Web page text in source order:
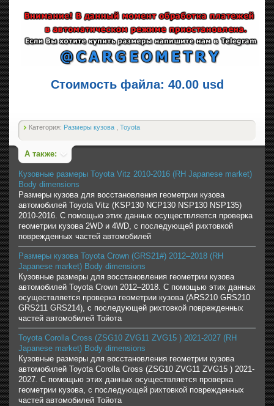
Стоимость файла: 40.00 usd
Категория: Размеры кузова Toyota
А также:
Кузовные размеры Toyota Vitz 2010-2016 (RH Japanese market)
Body dimensions
Размеры кузова для восстановления геометрии кузова
автомобилей Toyota Vitz (KSP130 NCP130 NSP130 NSP135)
2010-2016. С помощью этих данных осуществляется проверка
геометрии кузова 2WD и 4WD, с последующей рихтовкой
поврежденных частей автомобилей
Размеры кузова Toyota Crown (GRS21#) 2012–2018 (RH
Japanese market) Body dimensions
Кузовные размеры для восстановления геометрии кузова
автомобилей Toyota Crown 2012–2018. С помощью этих данных
осуществляется проверка геометрии кузова (ARS210 GRS210
GRS211 GRS214), с последующей рихтовкой поврежденных
частей автомобилей Тойота
Toyota Corolla Cross (ZSG10 ZVG11 ZVG15 ) 2021-2027 (RH
Japanese market) Body dimensions
Кузовные размеры для восстановления геометрии кузова
автомобилей Toyota Corolla Cross (ZSG10 ZVG11 ZVG15 ) 2021-
2027. С помощью этих данных осуществляется проверка
геометрии кузова, с последующей рихтовкой поврежденных
частей автомобилей Тойота